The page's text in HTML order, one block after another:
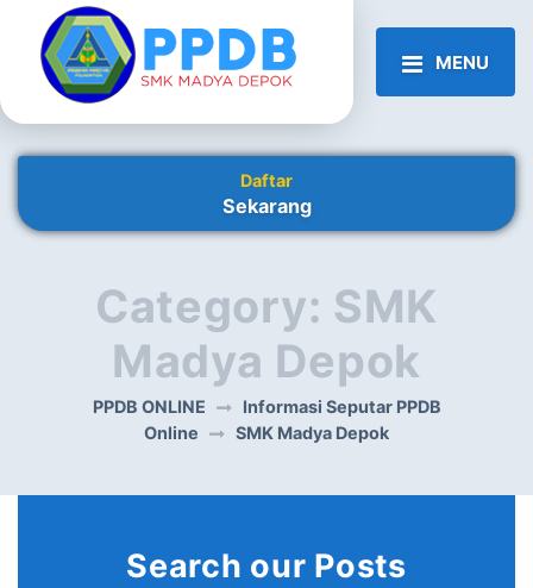
MENU
Daftar
Sekarang
Category: SMK
Madya Depok
PPDB ONLINE
Informasi Seputar PPDB
Online
SMK Madya Depok
Search our Posts